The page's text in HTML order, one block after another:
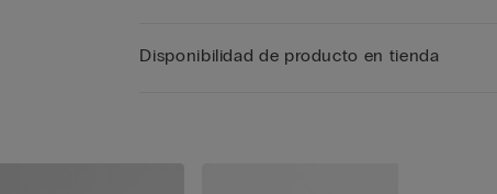
Disponibilidad de producto en tienda